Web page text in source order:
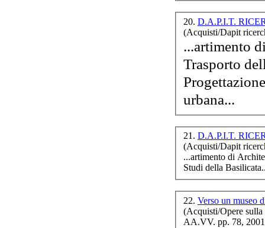
20. D.A.P.I.T.
(Acquisti/Dapit
...artimento
Trasporto
urbana...
21. D.A.P.I.T.
(Acquisti/Dapit
...artimento di
Studi della Basilicata
22. Verso un museo
(Acquisti/Opere sulla
AA.VV. pp. 78, 2001